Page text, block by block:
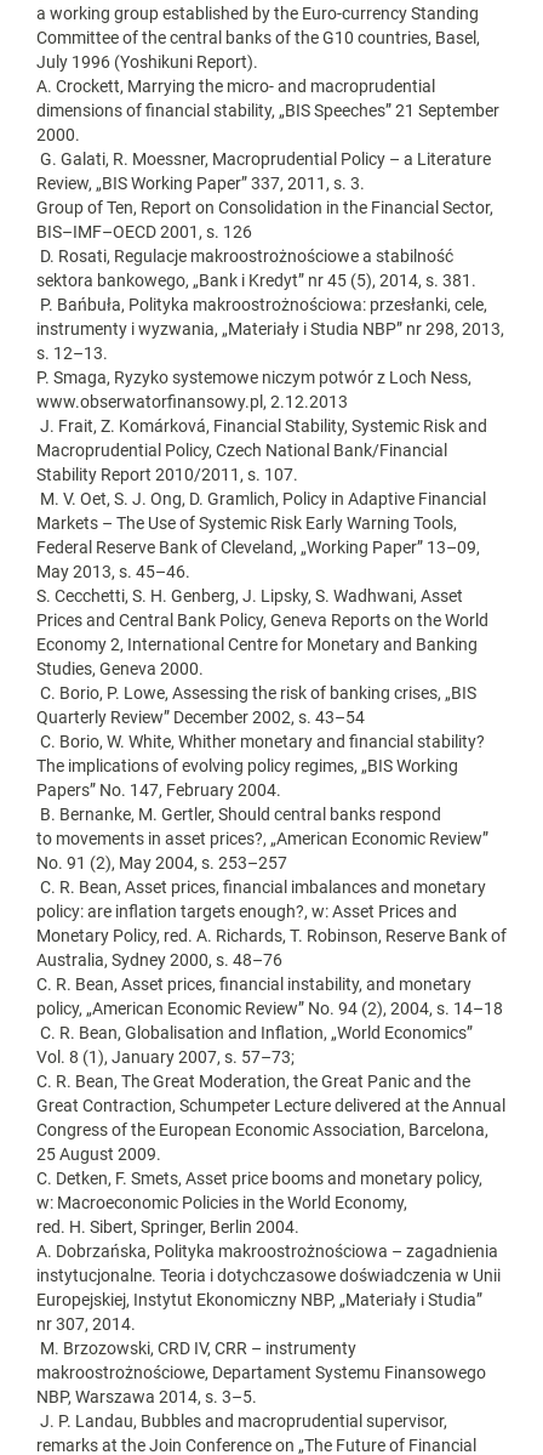
a working group established by the Euro-currency Standing
Committee of the central banks of the G10 countries, Basel,
July 1996 (Yoshikuni Report).
A. Crockett, Marrying the micro- and macroprudential
dimensions of financial stability, „BIS Speeches” 21 September
2000.
G. Galati, R. Moessner, Macroprudential Policy – a Literature
Review, „BIS Working Paper” 337, 2011, s. 3.
Group of Ten, Report on Consolidation in the Financial Sector,
BIS–IMF–OECD 2001, s. 126
D. Rosati, Regulacje makroostrożnościowe a stabilność
sektora bankowego, „Bank i Kredyt” nr 45 (5), 2014, s. 381.
P. Bańbuła, Polityka makroostrożnościowa: przesłanki, cele,
instrumenty i wyzwania, „Materiały i Studia NBP” nr 298, 2013,
s. 12–13.
P. Smaga, Ryzyko systemowe niczym potwór z Loch Ness,
www.obserwatorfinansowy.pl, 2.12.2013
J. Frait, Z. Komárková, Financial Stability, Systemic Risk and
Macroprudential Policy, Czech National Bank/Financial
Stability Report 2010/2011, s. 107.
M. V. Oet, S. J. Ong, D. Gramlich, Policy in Adaptive Financial
Markets – The Use of Systemic Risk Early Warning Tools,
Federal Reserve Bank of Cleveland, „Working Paper” 13–09,
May 2013, s. 45–46.
S. Cecchetti, S. H. Genberg, J. Lipsky, S. Wadhwani, Asset
Prices and Central Bank Policy, Geneva Reports on the World
Economy 2, International Centre for Monetary and Banking
Studies, Geneva 2000.
C. Borio, P. Lowe, Assessing the risk of banking crises, „BIS
Quarterly Review” December 2002, s. 43–54
C. Borio, W. White, Whither monetary and financial stability?
The implications of evolving policy regimes, „BIS Working
Papers” No. 147, February 2004.
B. Bernanke, M. Gertler, Should central banks respond
to movements in asset prices?, „American Economic Review”
No. 91 (2), May 2004, s. 253–257
C. R. Bean, Asset prices, financial imbalances and monetary
policy: are inflation targets enough?, w: Asset Prices and
Monetary Policy, red. A. Richards, T. Robinson, Reserve Bank of
Australia, Sydney 2000, s. 48–76
C. R. Bean, Asset prices, financial instability, and monetary
policy, „American Economic Review” No. 94 (2), 2004, s. 14–18
C. R. Bean, Globalisation and Inflation, „World Economics”
Vol. 8 (1), January 2007, s. 57–73;
C. R. Bean, The Great Moderation, the Great Panic and the
Great Contraction, Schumpeter Lecture delivered at the Annual
Congress of the European Economic Association, Barcelona,
25 August 2009.
C. Detken, F. Smets, Asset price booms and monetary policy,
w: Macroeconomic Policies in the World Economy,
red. H. Sibert, Springer, Berlin 2004.
A. Dobrzańska, Polityka makroostrożnościowa – zagadnienia
instytucjonalne. Teoria i dotychczasowe doświadczenia w Unii
Europejskiej, Instytut Ekonomiczny NBP, „Materiały i Studia”
nr 307, 2014.
M. Brzozowski, CRD IV, CRR – instrumenty
makroostrożnościowe, Departament Systemu Finansowego
NBP, Warszawa 2014, s. 3–5.
J. P. Landau, Bubbles and macroprudential supervisor,
remarks at the Join Conference on „The Future of Financial